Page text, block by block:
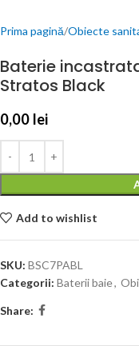
Prima pagină Obiecte
Baterie
Stratos Black
0,00 lei
Add to wishlist
SKU: BSC7PABL
Categorii: Baterii baie,
Share: